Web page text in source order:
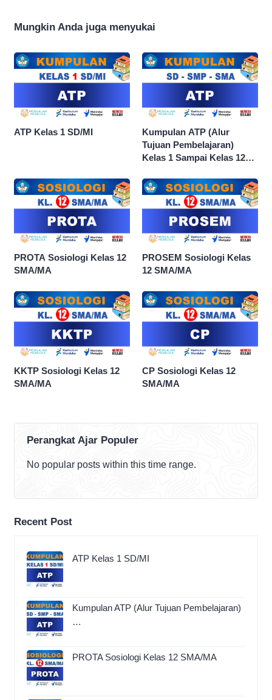
Mungkin Anda juga menyukai
ATP Kelas 1 SD/MI
Kumpulan ATP (Alur
Tujuan Pembelajaran)
Kelas 1 Sampai Kelas 12
PROTA Sosiologi Kelas 12
SMA/MA
PROSEM Sosiologi Kelas
12 SMA/MA
KKTP Sosiologi Kelas 12
SMA/MA
CP Sosiologi Kelas 12
SMA/MA
Perangkat Ajar Populer
No popular posts within this time range.
Recent Post
ATP Kelas 1 SD/MI
Kumpulan ATP (Alur Tujuan Pembelajaran)
…
PROTA Sosiologi Kelas 12 SMA/MA